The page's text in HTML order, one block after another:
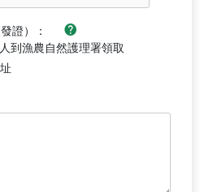
證）：
到漁農自然護理署領取